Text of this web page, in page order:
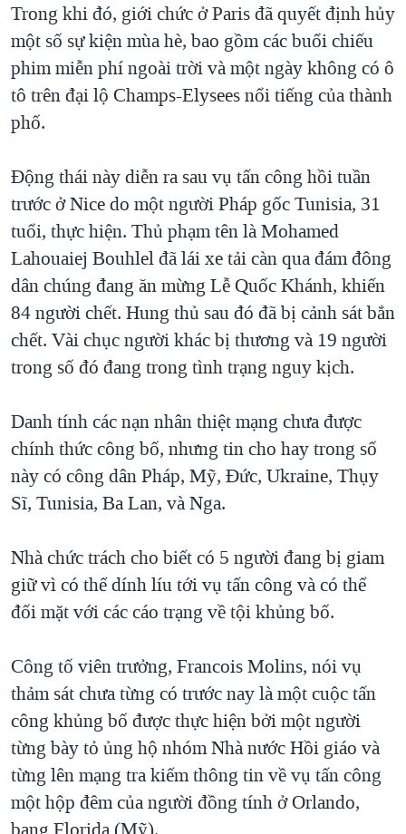
Trong khi đó, giới chức ở Paris đã quyết định hủy
một số sự kiện mùa hè, bao gồm các buổi chiếu
phim miễn phí ngoài trời và một ngày không có ô
tô trên đại lộ Champs-Elysees nổi tiếng của thành
phố.
Động thái này diễn ra sau vụ tấn công hồi tuần
trước ở Nice do một người Pháp gốc Tunisia, 31
tuổi, thực hiện. Thủ phạm tên là Mohamed
Lahouaiej Bouhlel đã lái xe tải càn qua đám đông
dân chúng đang ăn mừng Lễ Quốc Khánh, khiến
84 người chết. Hung thủ sau đó đã bị cảnh sát bắn
chết. Vài chục người khác bị thương và 19 người
trong số đó đang trong tình trạng nguy kịch.
Danh tính các nạn nhân thiệt mạng chưa được
chính thức công bố, nhưng tin cho hay trong số
này có công dân Pháp, Mỹ, Đức, Ukraine, Thụy
Sĩ, Tunisia, Ba Lan, và Nga.
Nhà chức trách cho biết có 5 người đang bị giam
giữ vì có thể dính líu tới vụ tấn công và có thể
đối mặt với các cáo trạng về tội khủng bố.
Công tố viên trưởng, Francois Molins, nói vụ
thảm sát chưa từng có trước nay là một cuộc tấn
công khủng bố được thực hiện bởi một người
từng bày tỏ ủng hộ nhóm Nhà nước Hồi giáo và
từng lên mạng tra kiếm thông tin về vụ tấn công
một hộp đêm của người đồng tính ở Orlando,